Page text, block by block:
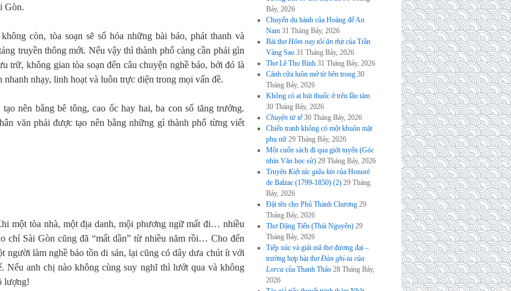
Gòn.
còn, tòa soạn sẽ số hóa những bài báo, phát thanh và
truyền thông mới. Nếu vậy thì thành phố càng cần phải gìn
trữ, không gian tòa soạn đến câu chuyện nghề báo, bởi đó là
nhanh nhạy, linh hoạt và luôn trực diện trong mọi vấn đề.
nên bằng bê tông, cao ốc hay hai, ba con số tăng trưởng.
văn phải được tạo nên bằng những gì thành phố từng viết
một tòa nhà, một địa danh, mội phương ngữ mất đi… nhiều
chí Sài Gòn cũng đã “mất dần” từ nhiều năm rồi… Cho đến
người làm nghề bảo tồn di sản, lại cũng có dây dưa chút ít với
Nếu anh chị nào không cùng suy nghĩ thì lướt qua và không
lượng!
Bảy, 2026
Chuyến du hành của Hoàng đế An
Nam 31 Tháng Bảy, 2026
Bài thơHôm nay tôi ăn thịtcủa Trần
Vàng Sao 31 Tháng Bảy, 2026
Thơ Lê Thọ Bình 31 Tháng Bảy, 2026
Cánh cửa luôn mở từ bên trong 30
Tháng Bảy, 2026
Không có ai hút thuốc ở trên lầu tám
30 Tháng Bảy, 2026
Chuyện tử tế 30 Tháng Bảy, 2026
Chiến tranh không có một khuôn mặt
phụ nữ 29 Tháng Bảy, 2026
Một cuốn sách đi qua giới tuyến (Góc
nhìn Văn học sử) 29 Tháng Bảy, 2026
Truyện Kiệt tác giấu kíncủa Honoré
de Balzac (1799-1850) (2) 29 Tháng
Bảy, 2026
Đặt tên cho Phủ Thành Chương 29
Tháng Bảy, 2026
Thơ Đặng Tiến (Thái Nguyên) 29
Tháng Bảy, 2026
Tiếp xúc và giải mã thơ đương đại –
trường hợp bài thơĐàn ghi-ta của
Lorcacủa Thanh Thảo 28 Tháng Bảy,
2026